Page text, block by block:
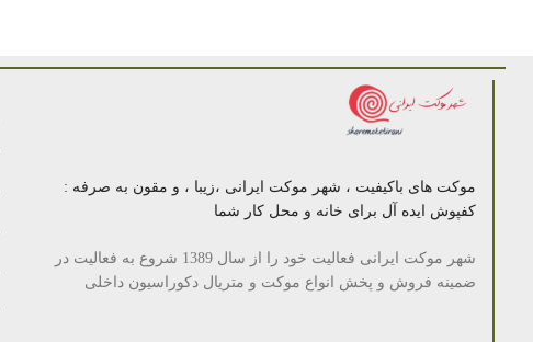
موکت های باکیفیت ، شهر موکت ایرانی ،زیبا ، و مقون به صرفه :
کفپوش ایده آل برای خانه و محل کار شما
شهر موکت ایرانی فعالیت خود را از سال 1389 شروع به فعالیت در
ضمینه فروش و پخش انواع موکت و متریال دکوراسیون داخلی